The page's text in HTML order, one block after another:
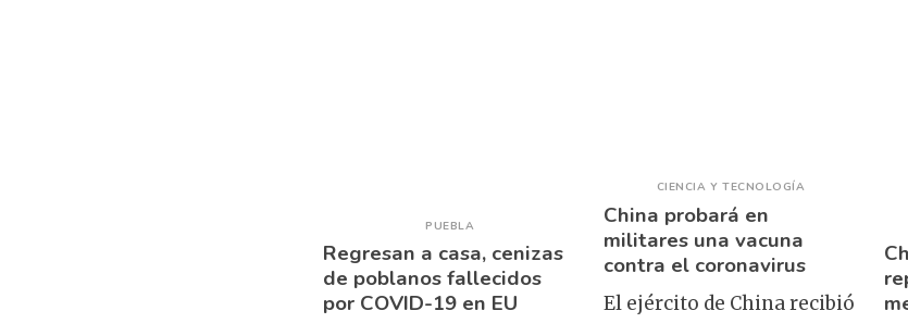
PUEBLA
Regresan a casa, cenizas
de poblanos fallecidos
por COVID-19 en EU
CIENCIA Y TECNOLOGÍA
China probará en
militares una vacuna
contra el coronavirus
El ejército de China recibió